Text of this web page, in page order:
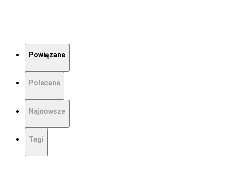
Powiązane
Polecane
Najnowsze
Tagi